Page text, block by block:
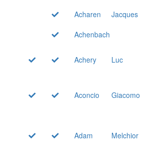
Acharen
Jacques
Achenbach
Achery
Luc
Aconcio Giacomo
Adam Melchior